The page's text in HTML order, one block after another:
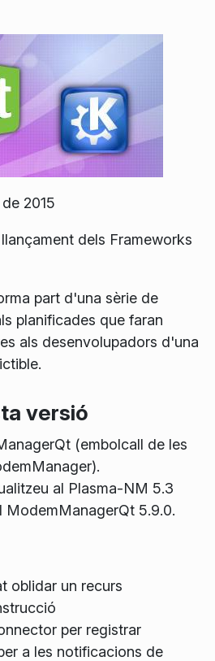
2015
dels Frameworks
part d'una sèrie de
planificades que faran
als desenvolupadors d'una
versió
(embolcall de les
al Plasma-NM 5.3
ModemManagerQt 5.9.0.
oblidar un recurs
per registrar
a les notificacions de